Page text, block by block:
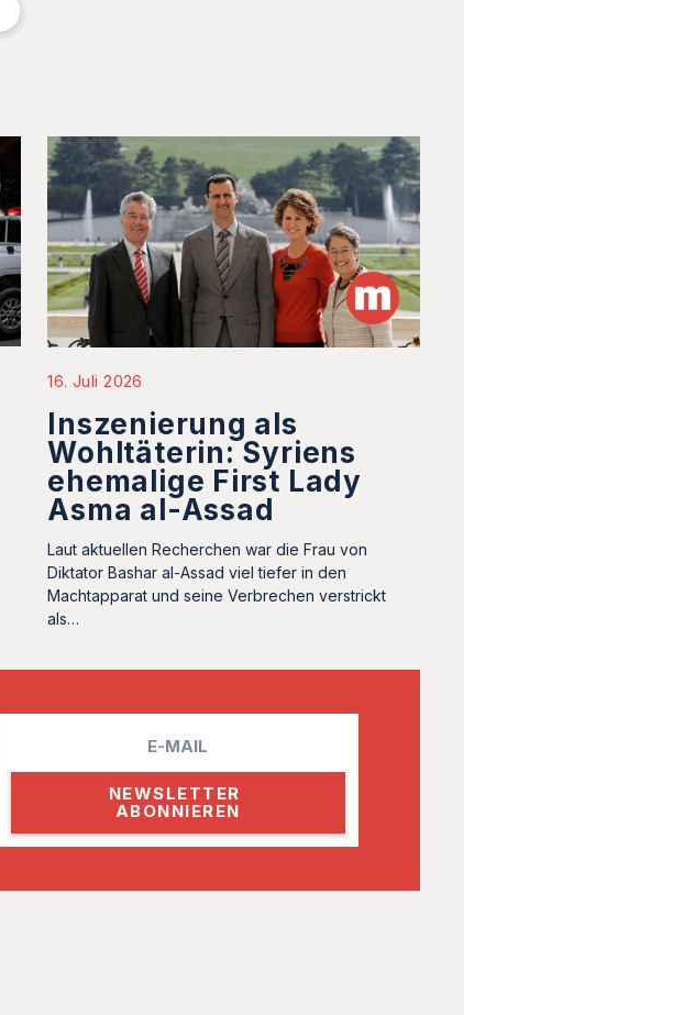
16. Juli 2026
Inszenierung als
Wohltäterin: Syriens
ehemalige First Lady
Asma al-Assad
Laut aktuellen Recherchen war die Frau von
Diktator Bashar al-Assad viel tiefer in den
Machtapparat und seine Verbrechen verstrickt
als…
l